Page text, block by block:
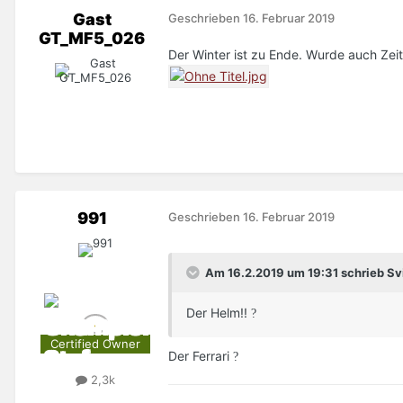
Gast
GT_MF5_026
Geschrieben 16. Februar 2019
Der Winter ist zu Ende. Wurde auch
991
Certified Owner
2,3k
Geschrieben 16. Februar 2019
Am 16.2.2019 um 19:31 schrieb
Der Helm!! ?
Der Ferrari ?️